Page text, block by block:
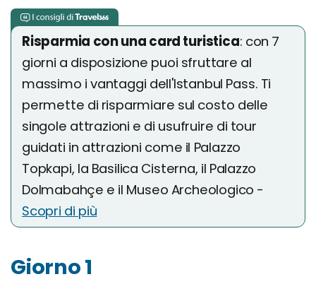
Risparmia con una card turistica: con 7
giorni a disposizione puoi sfruttare al
massimo i vantaggi dell'Istanbul Pass. Ti
permette di risparmiare sul costo delle
singole attrazioni e di usufruire di tour
guidati in attrazioni come il Palazzo
Topkapi, la Basilica Cisterna, il Palazzo
Dolmabahçe e il Museo Archeologico -
Scopri di più
Giorno 1